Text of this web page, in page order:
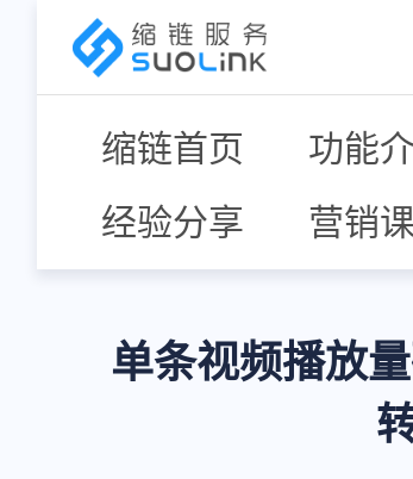
缩链首页 功能
经验分享
营销
单条视频播放